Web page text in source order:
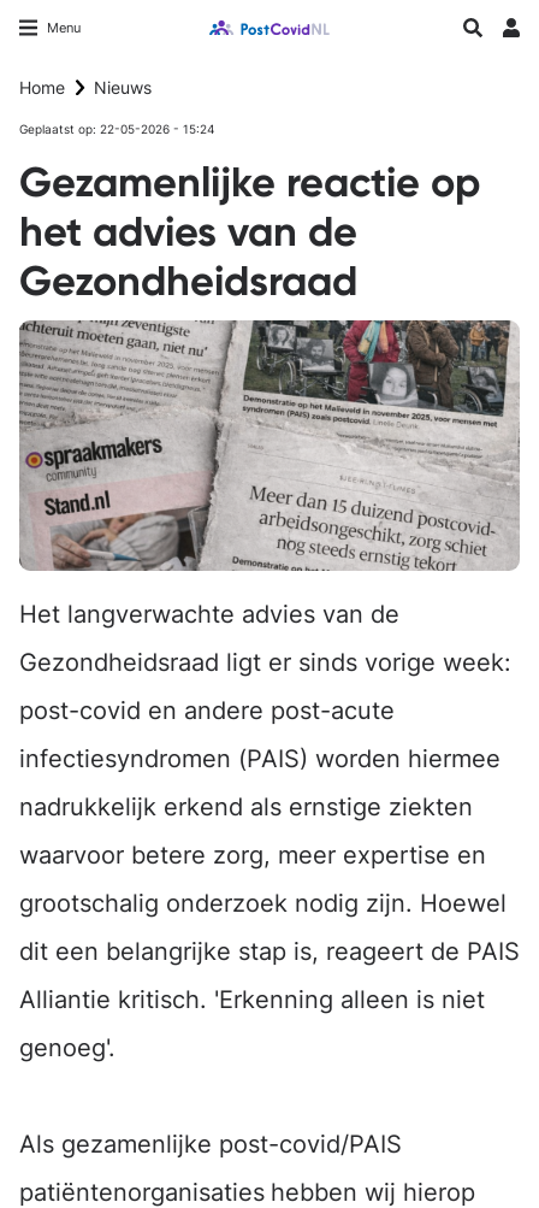
gaan
Menu Longfonds homepageZoeken
Home Nieuws
Geplaatst op: 22-05-2026 - 15:24
Gezamenlijke reactie op
het advies van de
Gezondheidsraad
Het langverwachte advies van de
Gezondheidsraad ligt er sinds vorige week:
post-covid en andere post-acute
infectiesyndromen (PAIS) worden hiermee
nadrukkelijk erkend als ernstige ziekten
waarvoor betere zorg, meer expertise en
grootschalig onderzoek nodig zijn. Hoewel
dit een belangrijke stap is, reageert de PAIS
Alliantie kritisch. 'Erkenning alleen is niet
genoeg'.
Als gezamenlijke post-covid/PAIS
patiëntenorganisaties hebben wij hierop